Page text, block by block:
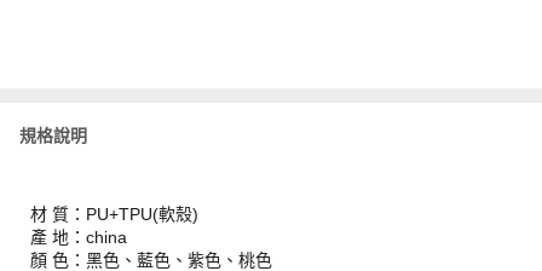
規格說明
材 質：PU+TPU(軟殼)
產 地：china
顏 色：黑色、藍色、紫色、桃色